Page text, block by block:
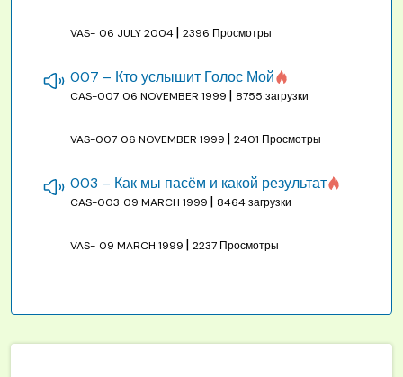
VAS- 06 JULY 2004| 2396 Просмотры
007 – Кто услышит Голос Мой
CAS-007 06 NOVEMBER 1999 | 8755 загрузки
VAS-007 06 NOVEMBER 1999 | 2401 Просмотры
003 – Как мы пасём и какой результат
CAS-003 09 MARCH 1999 | 8464 загрузки
VAS- 09 MARCH 1999 | 2237 Просмотры